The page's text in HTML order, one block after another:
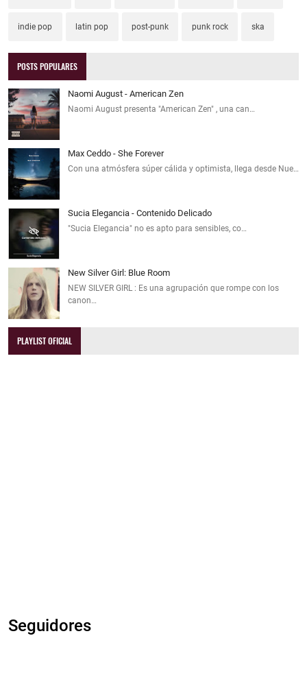
indie pop latin pop post-punk punk rock ska
POSTS POPULARES
Naomi August - American Zen
Naomi August presenta "American Zen" , una can…
Max Ceddo - She Forever
Con una atmósfera súper cálida y optimista, llega desde Nue…
Sucia Elegancia - Contenido Delicado
"Sucia Elegancia" no es apto para sensibles, co…
New Silver Girl: Blue Room
NEW SILVER GIRL : Es una agrupación que rompe con los
canon…
PLAYLIST OFICIAL
Seguidores